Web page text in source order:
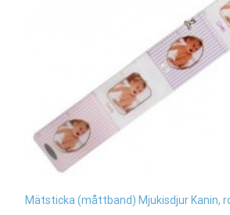
Mätsticka (måttband) Mjukisdjur Kanin,